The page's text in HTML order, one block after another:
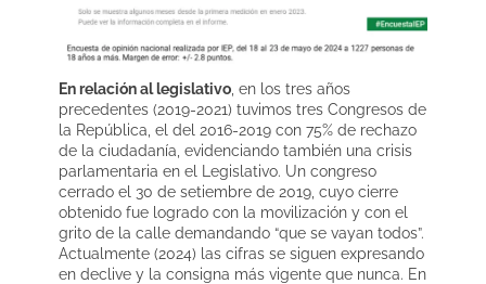
En relación al legislativo , en los tres años
precedentes (2019-2021) tuvimos tres Congresos de
la República, el del 2016-2019 con 75% de rechazo
de la ciudadanía, evidenciando también una crisis
parlamentaria en el Legislativo. Un congreso
cerrado el 30 de setiembre de 2019, cuyo cierre
obtenido fue logrado con la movilización y con el
grito de la calle demandando “que se vayan todos”.
Actualmente (2024) las cifras se siguen expresando
en declive y la consigna más vigente que nunca. En